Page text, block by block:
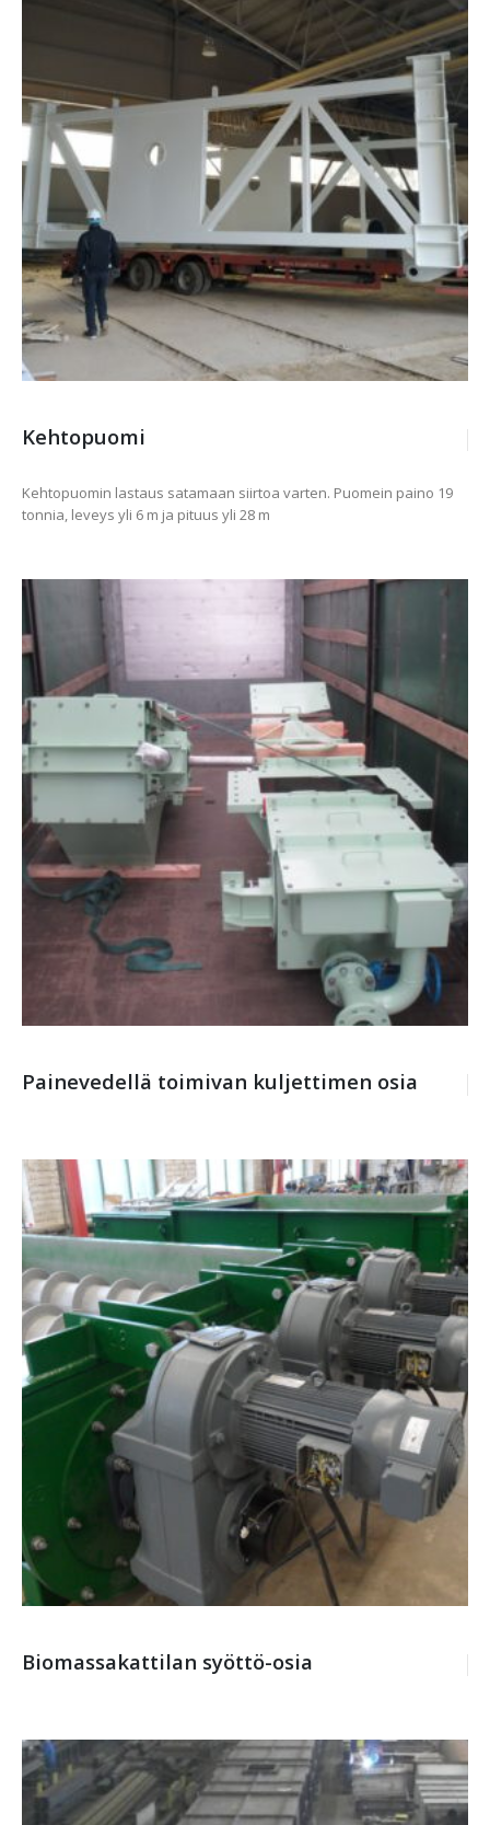
Kehtopuomi
Kehtopuomin lastaus satamaan siirtoa varten. Puomein paino 19
tonnia, leveys yli 6 m ja pituus yli 28 m
Painevedellä toimivan kuljettimen osia
Biomassakattilan syöttö-osia